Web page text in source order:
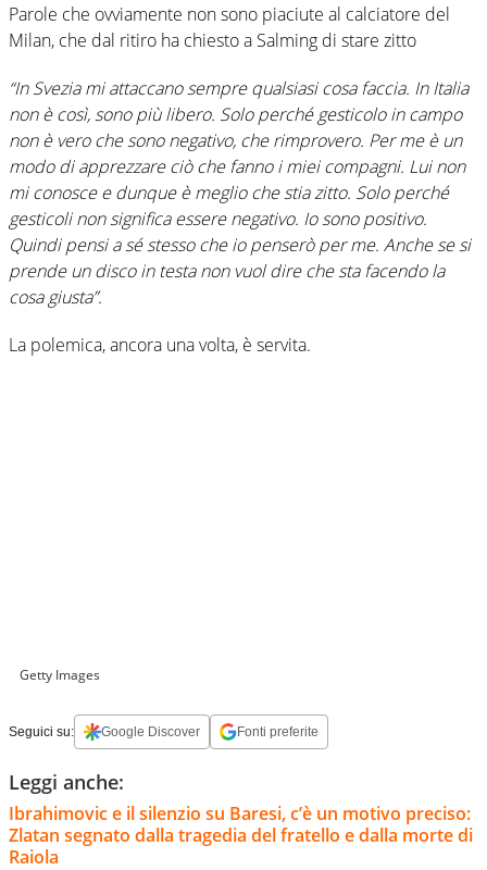
Parole che ovviamente non sono piaciute al calciatore del
Milan, che dal ritiro ha chiesto a Salming di stare zitto
“In Svezia mi attaccano sempre qualsiasi cosa faccia. In Italia
non è così, sono più libero. Solo perché gesticolo in campo
non è vero che sono negativo, che rimprovero. Per me è un
modo di apprezzare ciò che fanno i miei compagni. Lui non
mi conosce e dunque è meglio che stia zitto. Solo perché
gesticoli non significa essere negativo. Io sono positivo.
Quindi pensi a sé stesso che io penserò per me. Anche se si
prende un disco in testa non vuol dire che sta facendo la
cosa giusta”.
La polemica, ancora una volta, è servita.
Getty Images
Seguici su: Google Discover Fonti preferite
Leggi anche:
Ibrahimovic e il silenzio su Baresi, c’è un motivo preciso:
Zlatan segnato dalla tragedia del fratello e dalla morte di
Raiola